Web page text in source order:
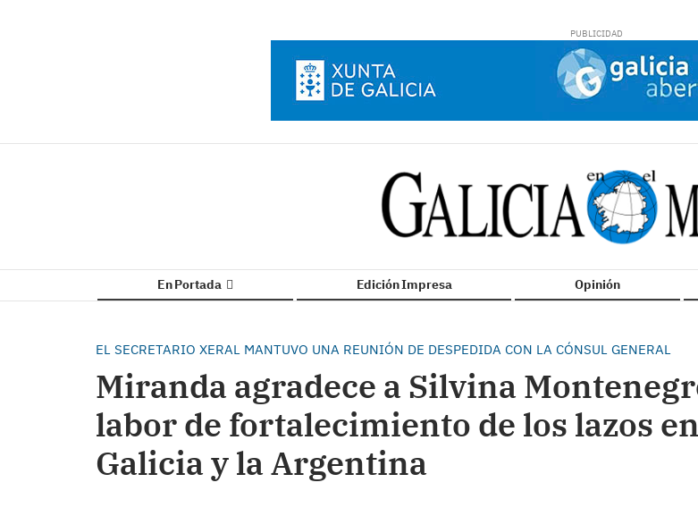
En Portada Edición Impresa Opinión
EL SECRETARIO XERAL MANTUVO UNA REUNIÓN DE DESPEDIDA CON LA CÓNSUL GENERAL
Miranda agradece a Silvina
labor de fortalecimiento de los lazos
Galicia y la Argentina